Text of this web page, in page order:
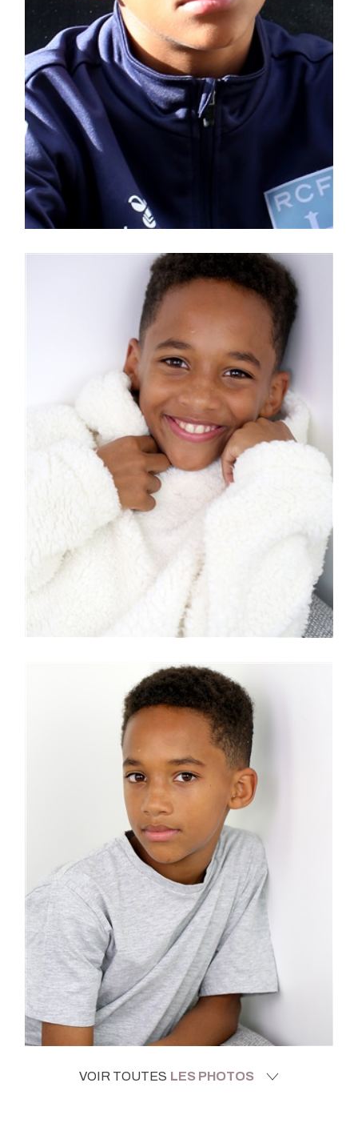
VOIR TOUTES LES PHOTOS